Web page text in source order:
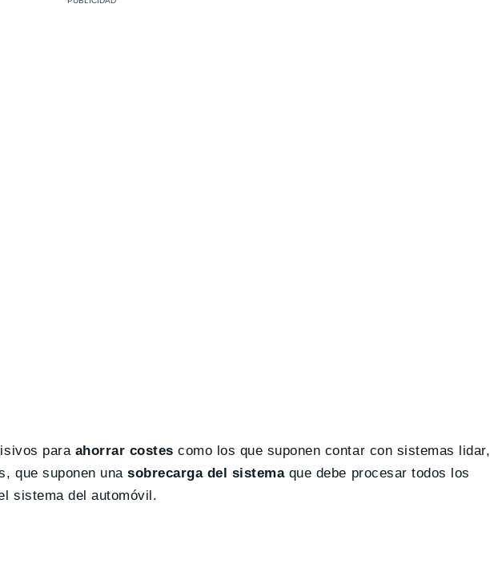
para ahorrar costes como los que suponen contar con sistemas lidar,
que suponen unasobrecarga del sistemaque debe procesar todos los
sistema del automóvil.